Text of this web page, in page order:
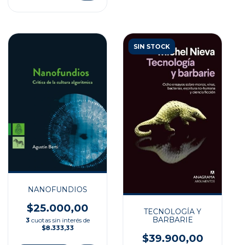
NANOFUNDIOS
$25.000,00
3 cuotas sin interés de
$8.333,33
SIN STOCK
TECNOLOGÍA Y
BARBARIE
$39.900,00